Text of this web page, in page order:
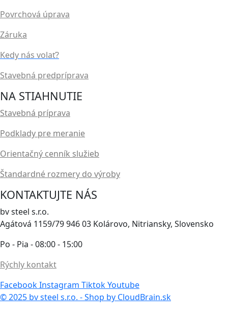
Povrchová úprava
Záruka
Kedy nás volať?
Stavebná predpríprava
NA STIAHNUTIE
Stavebná príprava
Podklady pre meranie
Orientačný cenník služieb
Štandardné rozmery do výroby
KONTAKTUJTE NÁS
bv steel s.r.o.
Agátová 1159/79 946 03 Kolárovo, Nitriansky, Slovensko
Po - Pia - 08:00 - 15:00
Rýchly kontakt
FacebookInstagram TiktokYoutube
© 2025 bv steel s.r.o. - Shop by CloudBrain.sk